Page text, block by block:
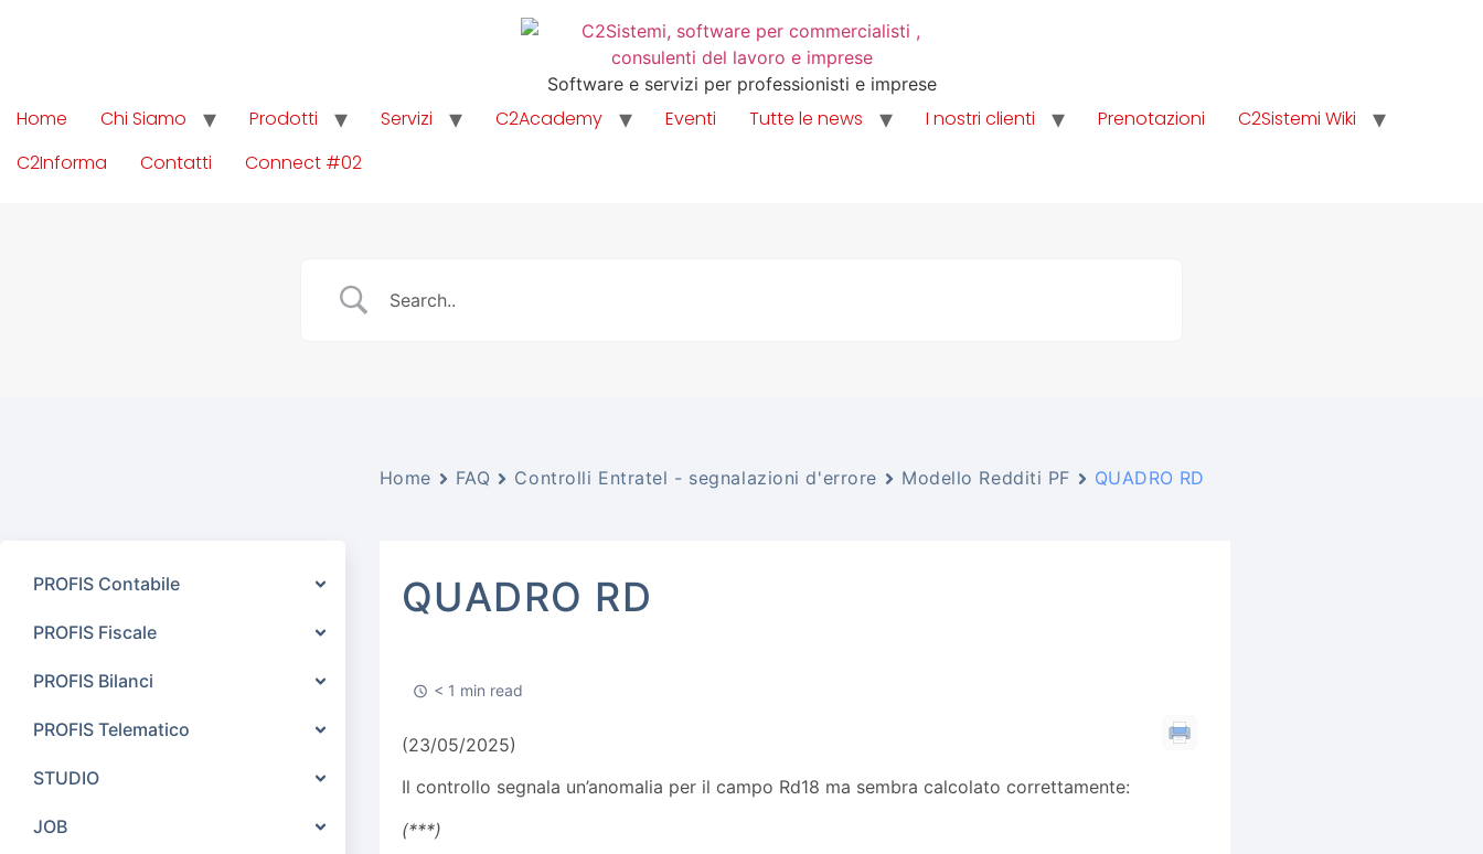
Software e servizi per professionisti e imprese
Home Chi Siamo Prodotti Servizi C2Academy Eventi Tutte le news I nostri clienti Prenotazioni
C2Sistemi Wiki
C2Informa
Contatti Connect #02
PROFIS Contabile
PROFIS Fiscale
PROFIS Bilanci
PROFIS Telematico
STUDIO
JOB
Home FAQ Controlli Entratel - segnalazioni d'errore Modello Redditi PF QUADRO RD
QUADRO RD
< 1 min read
(23/05/2025)
Il controllo segnala un’anomalia per il campo Rd18 ma sembra calcolato correttamente:
(***)